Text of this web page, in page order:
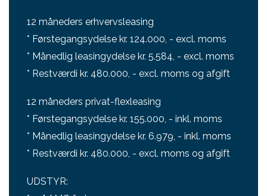
12 måneders erhvervsleasing
* Førstegangsydelse kr. 124.000, - excl. moms
* Månedlig leasingydelse kr. 5.584, - excl. moms
* Restværdi kr. 480.000, - excl. moms og afgift
12 måneders privat-flexleasing
* Førstegangsydelse kr. 155.000, - inkl. moms
* Månedlig leasingydelse kr. 6.979, - inkl. moms
* Restværdi kr. 480.000, - excl. moms og afgift
UDSTYR: